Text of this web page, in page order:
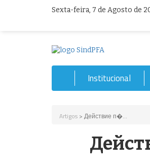
Sexta-feira, 7 de Agosto de
Institucional
Artigos > Действие п�...